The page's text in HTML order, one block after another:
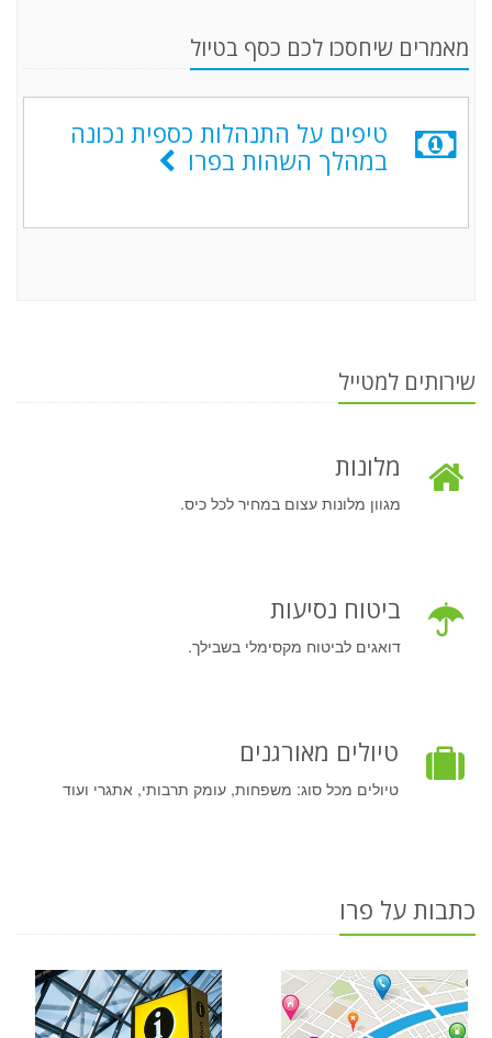
מאמרים שיחסכו לכם כסף בטיול
טיפים על התנהלות כספית נכונה
במהלך השהות בפרו
שירותים למטייל
מלונות
מגוון מלונות עצום במחיר לכל כיס.
ביטוח נסיעות
דואגים לביטוח מקסימלי בשבילך.
טיולים מאורגנים
טיולים מכל סוג: משפחות, עומק תרבותי, אתגרי ועוד
כתבות על פרו